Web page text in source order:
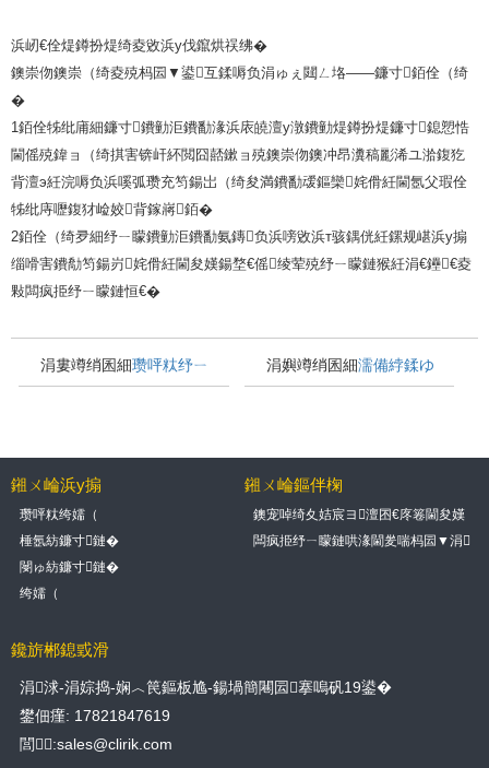
浜屻€佺煶鐏扮煶绮夌敓浜у伐鑹烘祦绋�
鐭崇伆鐭崇（绮夌殑杩囩▼鍙互鍒嗕负涓ゅぇ閮ㄥ垎——鐮寸銆佺（绮
�
1銆佺牬纰庯細鐮寸鐨勭洰鐨勫湪浜庡皢澶у潡鐨勭煶鐏扮煶鐮寸鎴愬悎
閫傜殑鍏ョ（绮掑害锛屽紑閲囧嚭鏉ョ殑鐭崇伆鐭冲昂瀵稿彲浠ユ湁鍑犵
背澶э紝浣嗕负浜嗘弧瓒充笉鍚岀（绮夋満鐨勫叆鏂欒姹傦紝閫氬父瑕佺
牬纰庤嚦鍑犲崄姣背鎵嶈銆�
2銆佺（绮夛細纾ㄧ矇鐨勭洰鐨勫氨鏄负浜嗙敓浜т骇鍝侊紝鏍规嵁浜у搧
缁嗗害鐨勪笉鍚岃姹傦紝閫夋嫨鍚堥€傜绫荤殑纾ㄧ矇鏈猴紝涓€鑸€夌
敤闆疯挋纾ㄧ矇鏈恒€�
涓婁竴绡囷細瓒呯粏纾ㄧ 涓嬩竴绡囷細濡備綍鍒ゆ
诲緱鎹㈠師鍘傜殑鍚楋紵
鎺ㄨ崘浜у搧
瓒呯粏绔嬬（
棰氬紡鐮寸鏈�
閿ゅ紡鐮寸鏈�
绔嬬（
鎺ㄨ崘鏂伴椈
鐭宠啅绮夊姞宸ヨ澶囨€庝箞閫夋嫨
锛熺煶鑶忕矇鐢熶骇绾挎€庝箞閰嶇疆
闆疯挋纾ㄧ矇鏈哄湪閫夎喘杩囩▼涓
鑱旂郴鎴戜滑
涓浗-涓婃捣-娴︿笢鏂板尯-鍚堝簡闀囩搴嗚矾19鍙�
鐢佃瘽: 17821847619
閭:sales@clirik.com